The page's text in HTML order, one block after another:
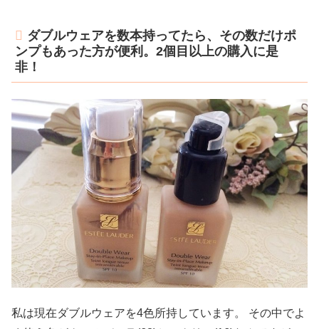
ダブルウェアを数本持ってたら、その数だけポ
ンプもあった方が便利。2個目以上の購入に是
非！
私は現在ダブルウェアを4色所持しています。 その中でよ